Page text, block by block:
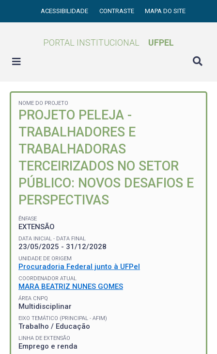
ACESSIBILIDADE CONTRASTE MAPA DO SITE
PORTAL INSTITUCIONAL UFPEL
NOME DO PROJETO
PROJETO PELEJA -
TRABALHADORES E
TRABALHADORAS
TERCEIRIZADOS NO SETOR
PÚBLICO: NOVOS DESAFIOS E
PERSPECTIVAS
ÊNFASE
EXTENSÃO
DATA INICIAL - DATA FINAL
23/05/2025 - 31/12/2028
UNIDADE DE ORIGEM
Procuradoria Federal junto à UFPel
COORDENADOR ATUAL
MARA BEATRIZ NUNES GOMES
ÁREA CNPQ
Multidisciplinar
EIXO TEMÁTICO (PRINCIPAL - AFIM)
Trabalho / Educação
LINHA DE EXTENSÃO
Emprego e renda